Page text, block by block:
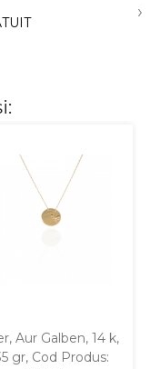
›
Aur Galben, 14 k,
gr, Cod Produs: